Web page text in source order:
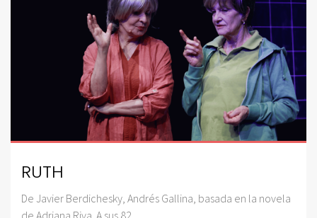
RUTH
De Javier Berdichesky, Andrés Gallina, basada en la novela
de Adriana Riva. A sus 82...